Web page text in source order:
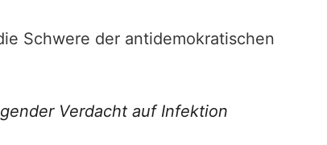
Schwere der antidemokratischen
Verdacht auf Infektion